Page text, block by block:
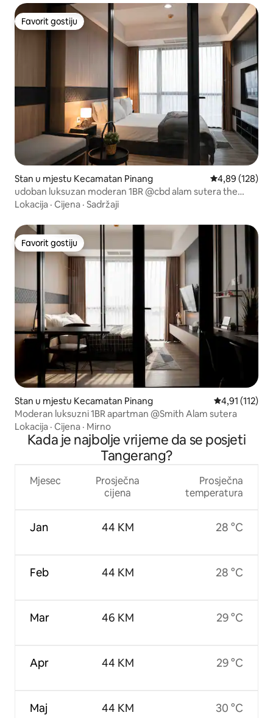
Favorit gostiju
Favorit gostiju
Stan u mjestu Kecamatan Pinang Prosječna
4,89 (128)
udoban luksuzan moderan 1BR @cbd alam sutera the
smith
Lokacija · Cijena · Sadržaji
Favorit gostiju
Favorit gostiju
Stan u mjestu Kecamatan Pinang Prosječna
4,91 (112)
Moderan luksuzni 1BR apartman @Smith Alam sutera
Lokacija · Cijena · Mirno
Kada je najbolje vrijeme da se posjeti
Tangerang?
Mjesec
Jan
Feb
Mar
Apr
Maj
Prosječna
cijena
44 KM
44 KM
46 KM
44 KM
44 KM
Prosječna
temperatura
28 °C
28 °C
29 °C
29 °C
30 °C